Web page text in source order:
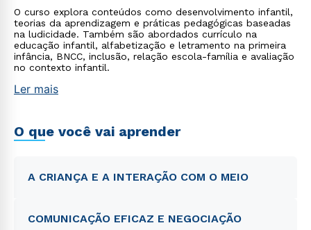
O curso explora conteúdos como desenvolvimento infantil,
teorias da aprendizagem e práticas pedagógicas baseadas
na ludicidade. Também são abordados currículo na
educação infantil, alfabetização e letramento na primeira
infância, BNCC, inclusão, relação escola-família e avaliação
no contexto infantil.
Ler mais
O que você vai aprender
A CRIANÇA E A INTERAÇÃO COM O MEIO
COMUNICAÇÃO EFICAZ E NEGOCIAÇÃO